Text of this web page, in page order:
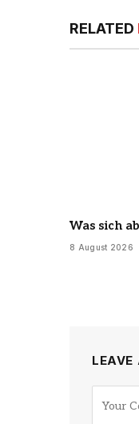
RELATED
Was sich
8 August 2026
LEAVE